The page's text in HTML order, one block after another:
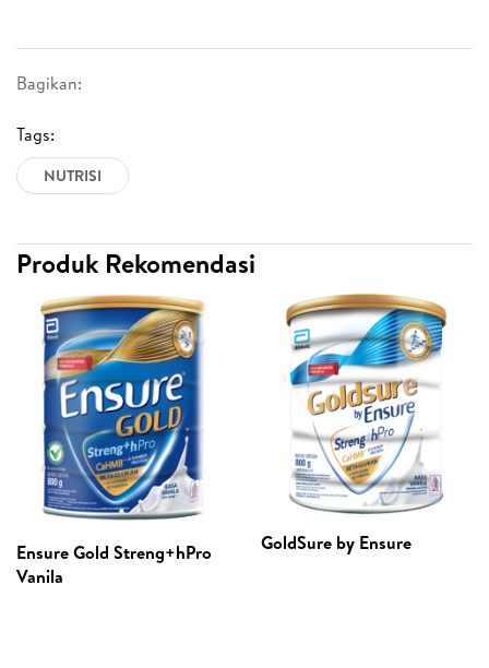
Bagikan:
Tags:
NUTRISI
Produk Rekomendasi
Ensure Gold Streng+hPro
Vanila
GoldSure by Ensure